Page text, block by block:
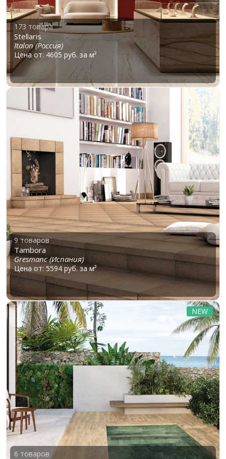
173 товара
Stellaris
Italon (Россия)
Цена от: 4605 руб. за м²
9 товаров
Tambora
Gresmanc (Испания)
Цена от: 5594 руб. за м²
NEW
6 товаров